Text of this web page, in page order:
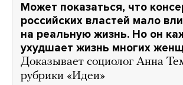
Может показаться, что
российских властей мало
на реальную жизнь. Но он
ухудшает жизнь многих
Доказывает социолог Анна
рубрики «Идеи»